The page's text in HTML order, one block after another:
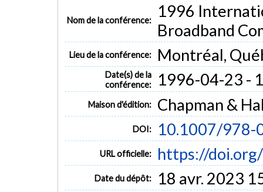
Nom de la conférence:
1996
Broadband
Lieu de la conférence: Montréal,
Date(s) de la
conférence:
1996-04-23 -
Maison d'édition: Chapman &
DOI: 10.1007/978-
URL officielle: https://
Date du dépôt: 18 avr. 2023